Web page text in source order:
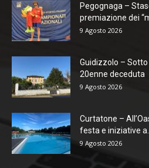
Pegognaga –
premiazione dei
9 Agosto 2026
Guidizzolo –
20enne deceduta
9 Agosto 2026
Curtatone –
festa e iniziative a...
9 Agosto 2026